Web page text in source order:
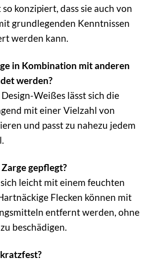
so konzipiert, dass sie auch von
grundlegenden Kenntnissen
werden kann.
in Kombination mit anderen
werden?
Weißes lässt sich die
mit einer Vielzahl von
und passt zu nahezu jedem
gepflegt?
leicht mit einem feuchten
Flecken können mit
entfernt werden, ohne
beschädigen.